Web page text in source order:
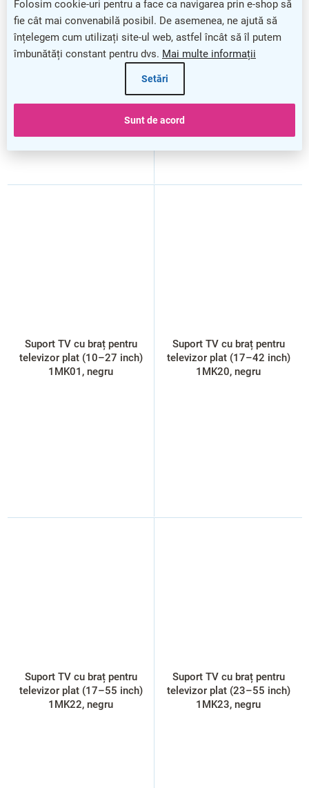
Folosim cookie-uri pentru a face ca navigarea prin e-shop să
fie cât mai convenabilă posibil. De asemenea, ne ajută să
înțelegem cum utilizați site-ul web, astfel încât să îl putem
îmbunătăți constant pentru dvs. Mai multe informații
Setări
Sunt de acord
Suport rotativ pe masă
pentru TV Brateck LDT03-
23L, negru
Suport TV cu braț dublu
pentru televizor plat (30–70
inch) 1MK41, negru
Suport TV cu braț pentru
televizor plat (10–27 inch)
1MK01, negru
Suport TV cu braț pentru
televizor plat (17–42 inch)
1MK20, negru
Suport TV cu braț pentru
televizor plat (17–55 inch)
1MK22, negru
Suport TV cu braț pentru
televizor plat (23–55 inch)
1MK23, negru